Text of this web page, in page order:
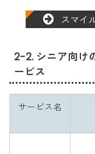
スマイ
2-2. シニア向け
ービス
サービス名